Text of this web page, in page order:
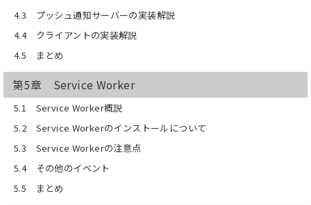
4.3 プッシュ通知サーバーの実装解説
4.4 クライアントの実装解説
4.5 まとめ
第5章 Service Worker
5.1 Service Worker概説
5.2 Service Workerのインストールについて
5.3 Service Workerの注意点
5.4 その他のイベント
5.5 まとめ